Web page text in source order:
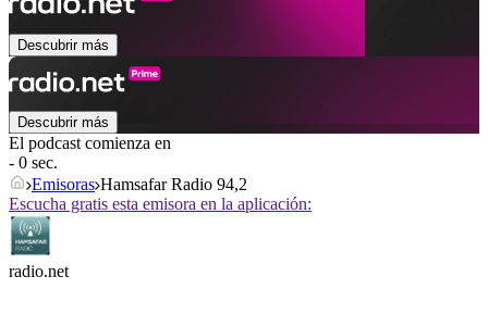
Descubrir más
Descubrir más
El podcast comienza en
- 0 sec.
Emisoras Hamsafar Radio 94,2
Escucha gratis esta emisora en la aplicación:
radio.net